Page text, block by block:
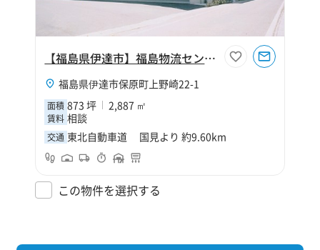
【福島県伊達市】福島物流センターC棟
福島県伊達市保原町上野崎22-1
面積 873 坪 2,887 ㎡
賃料 相談
交通 東北自動車道 国見より 約9.60km
この物件を選択する